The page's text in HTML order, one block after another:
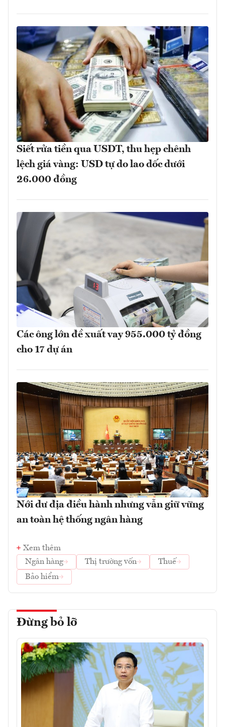
Siết rửa tiền qua USDT, thu hẹp chênh
lệch giá vàng: USD tự do lao dốc dưới
26.000 đồng
Các ông lớn đề xuất vay 955.000 tỷ đồng
cho 17 dự án
Nới dư địa điều hành nhưng vẫn giữ vững
an toàn hệ thống ngân hàng
Xem thêm
Ngân hàng
Thị trường vốn
Thuế
Bảo hiểm
Đừng bỏ lỡ